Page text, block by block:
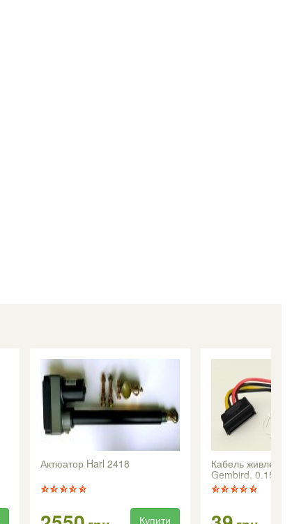
Актюатор Harl 2418
Купити
Кабель
Gembird, 0.15м